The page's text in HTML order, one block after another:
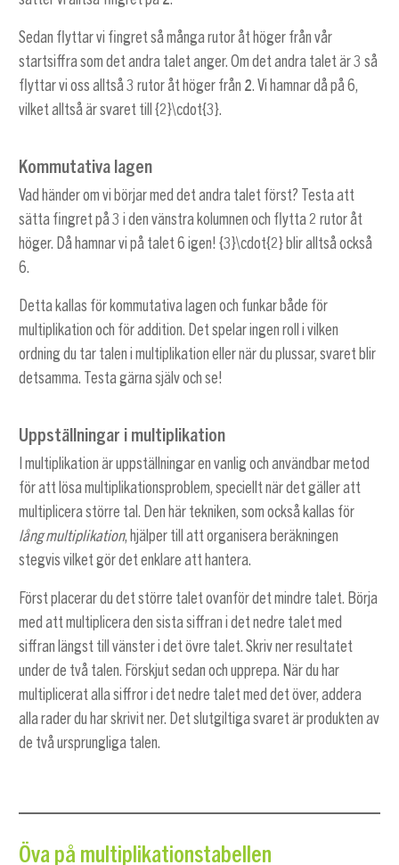
Sedan flyttar vi fingret så många rutor åt höger från vår
startsiffra som det andra talet anger. Om det andra talet är 3 så
flyttar vi oss alltså 3 rutor åt höger från 2. Vi hamnar då på 6,
vilket alltså är svaret till {2}\cdot{3}.
Kommutativa lagen
Vad händer om vi börjar med det andra talet först? Testa att
sätta fingret på 3 i den vänstra kolumnen och flytta 2 rutor åt
höger. Då hamnar vi på talet 6 igen! {3}\cdot{2} blir alltså också
6.
Detta kallas för kommutativa lagen och funkar både för
multiplikation och för addition. Det spelar ingen roll i vilken
ordning du tar talen i multiplikation eller när du plussar, svaret blir
detsamma. Testa gärna själv och se!
Uppställningar i multiplikation
I multiplikation är uppställningar en vanlig och användbar metod
för att lösa multiplikationsproblem, speciellt när det gäller att
multiplicera större tal. Den här tekniken, som också kallas för
lång multiplikation, hjälper till att organisera beräkningen
stegvis vilket gör det enklare att hantera.
Först placerar du det större talet ovanför det mindre talet. Börja
med att multiplicera den sista siffran i det nedre talet med
siffran längst till vänster i det övre talet. Skriv ner resultatet
under de två talen. Förskjut sedan och upprepa. När du har
multiplicerat alla siffror i det nedre talet med det över, addera
alla rader du har skrivit ner. Det slutgiltiga svaret är produkten av
de två ursprungliga talen.
Öva på multiplikationstabellen